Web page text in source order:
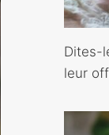
Dites-
leur